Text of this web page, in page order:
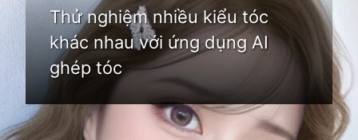
Thử nghiệm nhiều kiểu tóc
khác nhau với ứng dụng AI
ghép tóc